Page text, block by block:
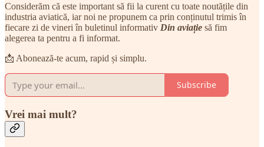
Considerăm că este important să fii la curent cu toate noutățile din
industria aviatică, iar noi ne propunem ca prin conținutul trimis în
fiecare zi de vineri în buletinul informativ Din aviație să fim
alegerea ta pentru a fi informat.
📩 Abonează-te acum, rapid și simplu.
Subscribe
Vrei mai mult?